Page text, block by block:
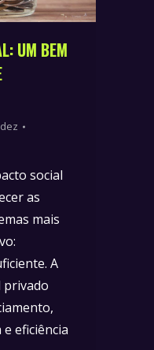
UM BEM
social
as
mais
A
privado
eficiência